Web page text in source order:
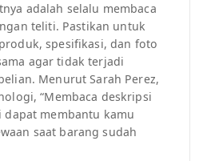
adalah selalu membaca
teliti. Pastikan untuk
spesifikasi, dan foto
agar tidak terjadi
Menurut Sarah Perez,
“Membaca deskripsi
membantu kamu
saat barang sudah